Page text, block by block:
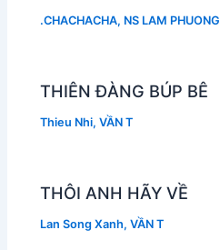
.CHACHACHA, NS LAM PHUONG
THIÊN ĐÀNG BÚP BÊ
Thieu Nhi,VẦN T
THÔI ANH HÃY VỀ
Lan Song Xanh,VẦN T